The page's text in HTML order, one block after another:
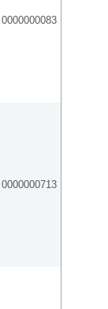
0000000083
0000000713